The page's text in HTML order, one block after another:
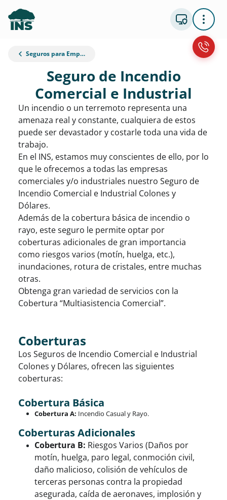
Seguros para Empresas
Seguro de Incendio
Comercial e Industrial
Un incendio o un terremoto representa una
amenaza real y constante, cualquiera de estos
puede ser devastador y costarle toda una vida de
trabajo.
En el INS, estamos muy conscientes de ello, por lo
que le ofrecemos a todas las empresas
comerciales y/o industriales nuestro Seguro de
Incendio Comercial e Industrial Colones y
Dólares.
Además de la cobertura básica de incendio o
rayo, este seguro le permite optar por
coberturas adicionales de gran importancia
como riesgos varios (motín, huelga, etc.),
inundaciones, rotura de cristales, entre muchas
otras.
Obtenga gran variedad de servicios con la
Cobertura “Multiasistencia Comercial”.
Coberturas
Los Seguros de Incendio Comercial e Industrial
Colones y Dólares, ofrecen las siguientes
coberturas:
Cobertura Básica
Cobertura A: Incendio Casual y Rayo.
Coberturas Adicionales
Cobertura B: Riesgos Varios (Daños por
motín, huelga, paro legal, conmoción civil,
daño malicioso, colisión de vehículos de
terceras personas contra la propiedad
asegurada, caída de aeronaves, implosión y